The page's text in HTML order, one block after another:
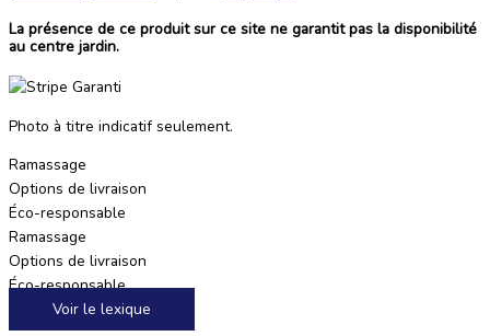
La présence de ce produit sur ce site ne garantit pas la disponibilité
au centre jardin.
Photo à titre indicatif seulement.
Ramassage
Options de livraison
Éco-responsable
Ramassage
Options de livraison
Éco-responsable
Voir le lexique